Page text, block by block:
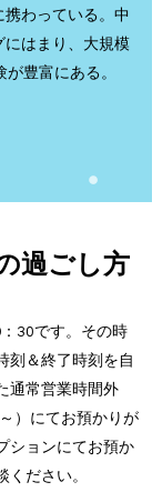
わっている。中
はまり、大規模
豊富にある。
過ごし方
30です。その時
刻＆終了時刻を自
通常営業時間外
）にてお預かりが
ションにてお預か
ください。